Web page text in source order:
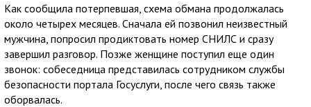
Как сообщила потерпевшая, схема обмана продолжалась
около четырех месяцев. Сначала ей позвонил неизвестный
мужчина, попросил продиктовать номер СНИЛС и сразу
завершил разговор. Позже женщине поступил еще один
звонок: собеседница представилась сотрудником службы
безопасности портала Госуслуги, после чего связь также
оборвалась.